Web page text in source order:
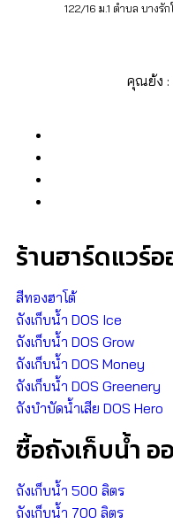
122/16 ม.1 ตำบล บางรั
คุณย้ง
ร้านฮาร์ดแวร์
สีทองฮาโต้
ถังเก็บน้ำ DOS Ice
ถังเก็บน้ำ DOS Grow
ถังเก็บน้ำ DOS Money
ถังเก็บน้ำ DOS Greenery
ถังบำบัดน้ำเสีย DOS Hero
ซื้อถังเก็บน้ำ อ
ถังเก็บน้ำ 500 ลิตร
ถังเก็บน้ำ 700 ลิตร